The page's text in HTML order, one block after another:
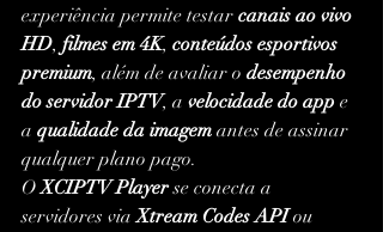
experiência permite testar canais ao vivo
HD, filmes em 4K, conteúdos esportivos
premium, além de avaliar o desempenho
do servidor IPTV, a velocidade do app e
a qualidade da imagem antes de assinar
qualquer plano pago.
O XCIPTV Player se conecta a
servidores via Xtream Codes API ou